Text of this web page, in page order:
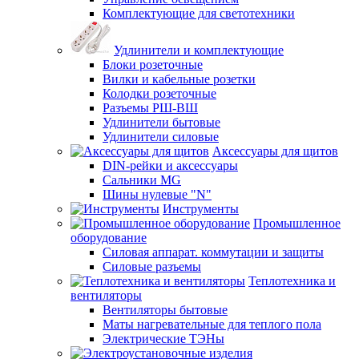
Комплектующие для светотехники
Удлинители и комплектующие
Блоки розеточные
Вилки и кабельные розетки
Колодки розеточные
Разъемы РШ-ВШ
Удлинители бытовые
Удлинители силовые
Аксессуары для щитов
DIN-рейки и аксессуары
Сальники MG
Шины нулевые "N"
Инструменты
Промышленное
оборудование
Силовая аппарат. коммутации и защиты
Силовые разъемы
Теплотехника и
вентиляторы
Вентиляторы бытовые
Маты нагревательные для теплого пола
Электрические ТЭНы